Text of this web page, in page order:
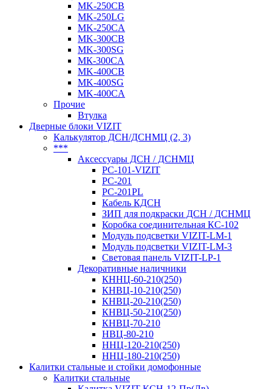
MK-250CB
MK-250LG
MK-250CA
MK-300CB
MK-300SG
МК-300СA
MK-400CB
MK-400SG
MK-400CA
Прочие
Втулка
Дверные блоки VIZIT
Калькулятор ДСН/ДСНМЦ (2, 3)
***
Аксессуары ДСН / ДСНМЦ
PC-101-VIZIT
PC-201
PC-201PL
Кабель КДСН
ЗИП для подкраски ДСН / ДСНМЦ
Коробка соединительная КС-102
Модуль подсветки VIZIT-LM-1
Модуль подсветки VIZIT-LM-3
Световая панель VIZIT-LP-1
Декоративные наличники
КННЦ-60-210(250)
КНВЦ-10-210(250)
КНВЦ-20-210(250)
КНВЦ-50-210(250)
КНВЦ-70-210
НВЦ-80-210
ННЦ-120-210(250)
ННЦ-180-210(250)
Калитки стальные и стойки домофонные
Калитки стальные